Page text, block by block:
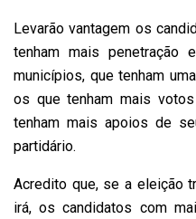
Levarão vantagem os
tenham mais
municípios, que tenham
os que tenham mais
tenham mais apoios de
partidário.
Acredito que, se a eleição
irá, os candidatos com